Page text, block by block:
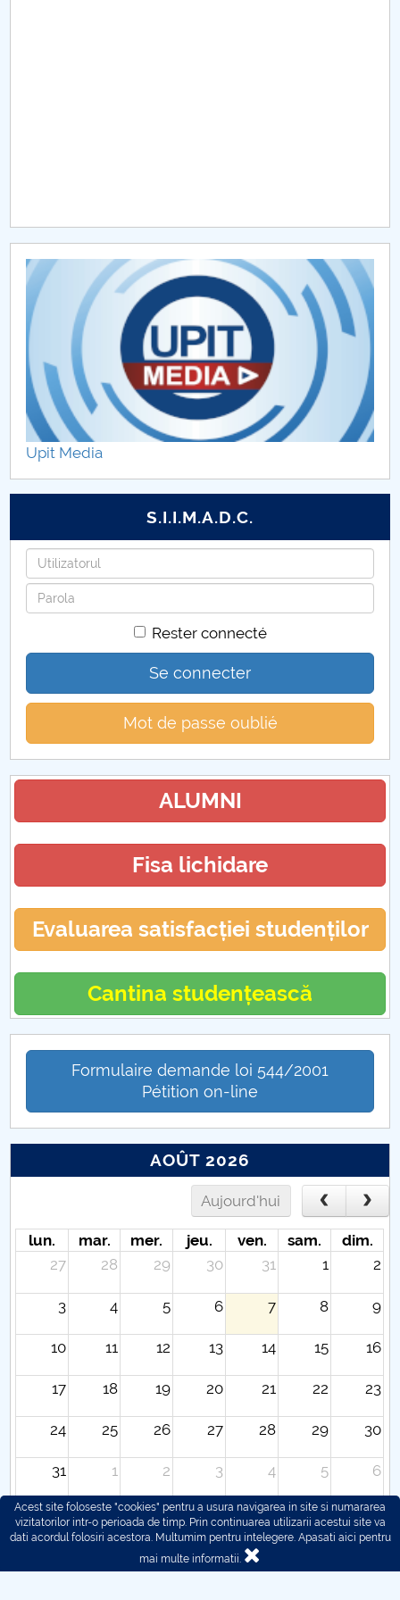
CAR2026
MENIU CANTINA
Ghidul studentului
Cercuri științifice studențești
Practică studenți
Upit Media
S.I.I.M.A.D.C.
Identifiant
Mot
de
Rester connecté
Se connecter
Mot de passe oublié
ALUMNI
Fisa lichidare
Evaluarea satisfacției studenților
Cantina studențească
Formulaire demande loi 544/2001
Pétition on-line
AOÛT 2026
Aujourd'hui
lun. mar. mer. jeu. ven. sam.
dim.
27
28 29 30 31 1 2
3 4 5 6 7 8 9
10 11 12 13 14 15 16
17 18 19 20 21 22 23
24 25 26 27 28 29 30
31 1 2 3 4 5 6
Acest site foloseste "cookies" pentru a usura navigarea in site si numararea
vizitatorilor intr-o perioada de timp. Prin continuarea utilizarii acestui site va
dati acordul folosiri acestora. Multumim pentru intelegere. Apasati aici pentru
mai multe informatii.